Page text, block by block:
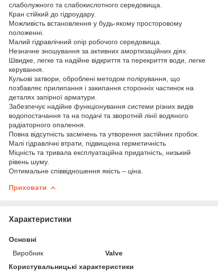
слаболужного та слабокислотного середовища.
Кран стійкий до гідроудару.
Можливість встановлення у будь-якому просторовому
положенні.
Малий гідравлічний опір робочого середовища.
Незначне зношування за активних амортизаційних діях.
Швидке, легке та надійне відкриття та перекриття води, легке
керування.
Кульові затвори, оброблені методом полірування, що
позбавляє прилипання і закипання сторонніх частинок на
деталях запірної арматури.
Забезпечує надійне функціонування системи різних видів
водопостачання та на подачі та зворотній лінії водяного
радіаторного опалення.
Повна відсутність засмічень та утворення застійних пробок.
Малі гідравлічні втрати, підвищена герметичність
Міцність та тривала експлуатаційна придатність, низький
рівень шуму.
Оптимальне співвідношення якість – ціна.
Приховати
Характеристики
Основні
Виробник
Valve
Користувальницькі характеристики